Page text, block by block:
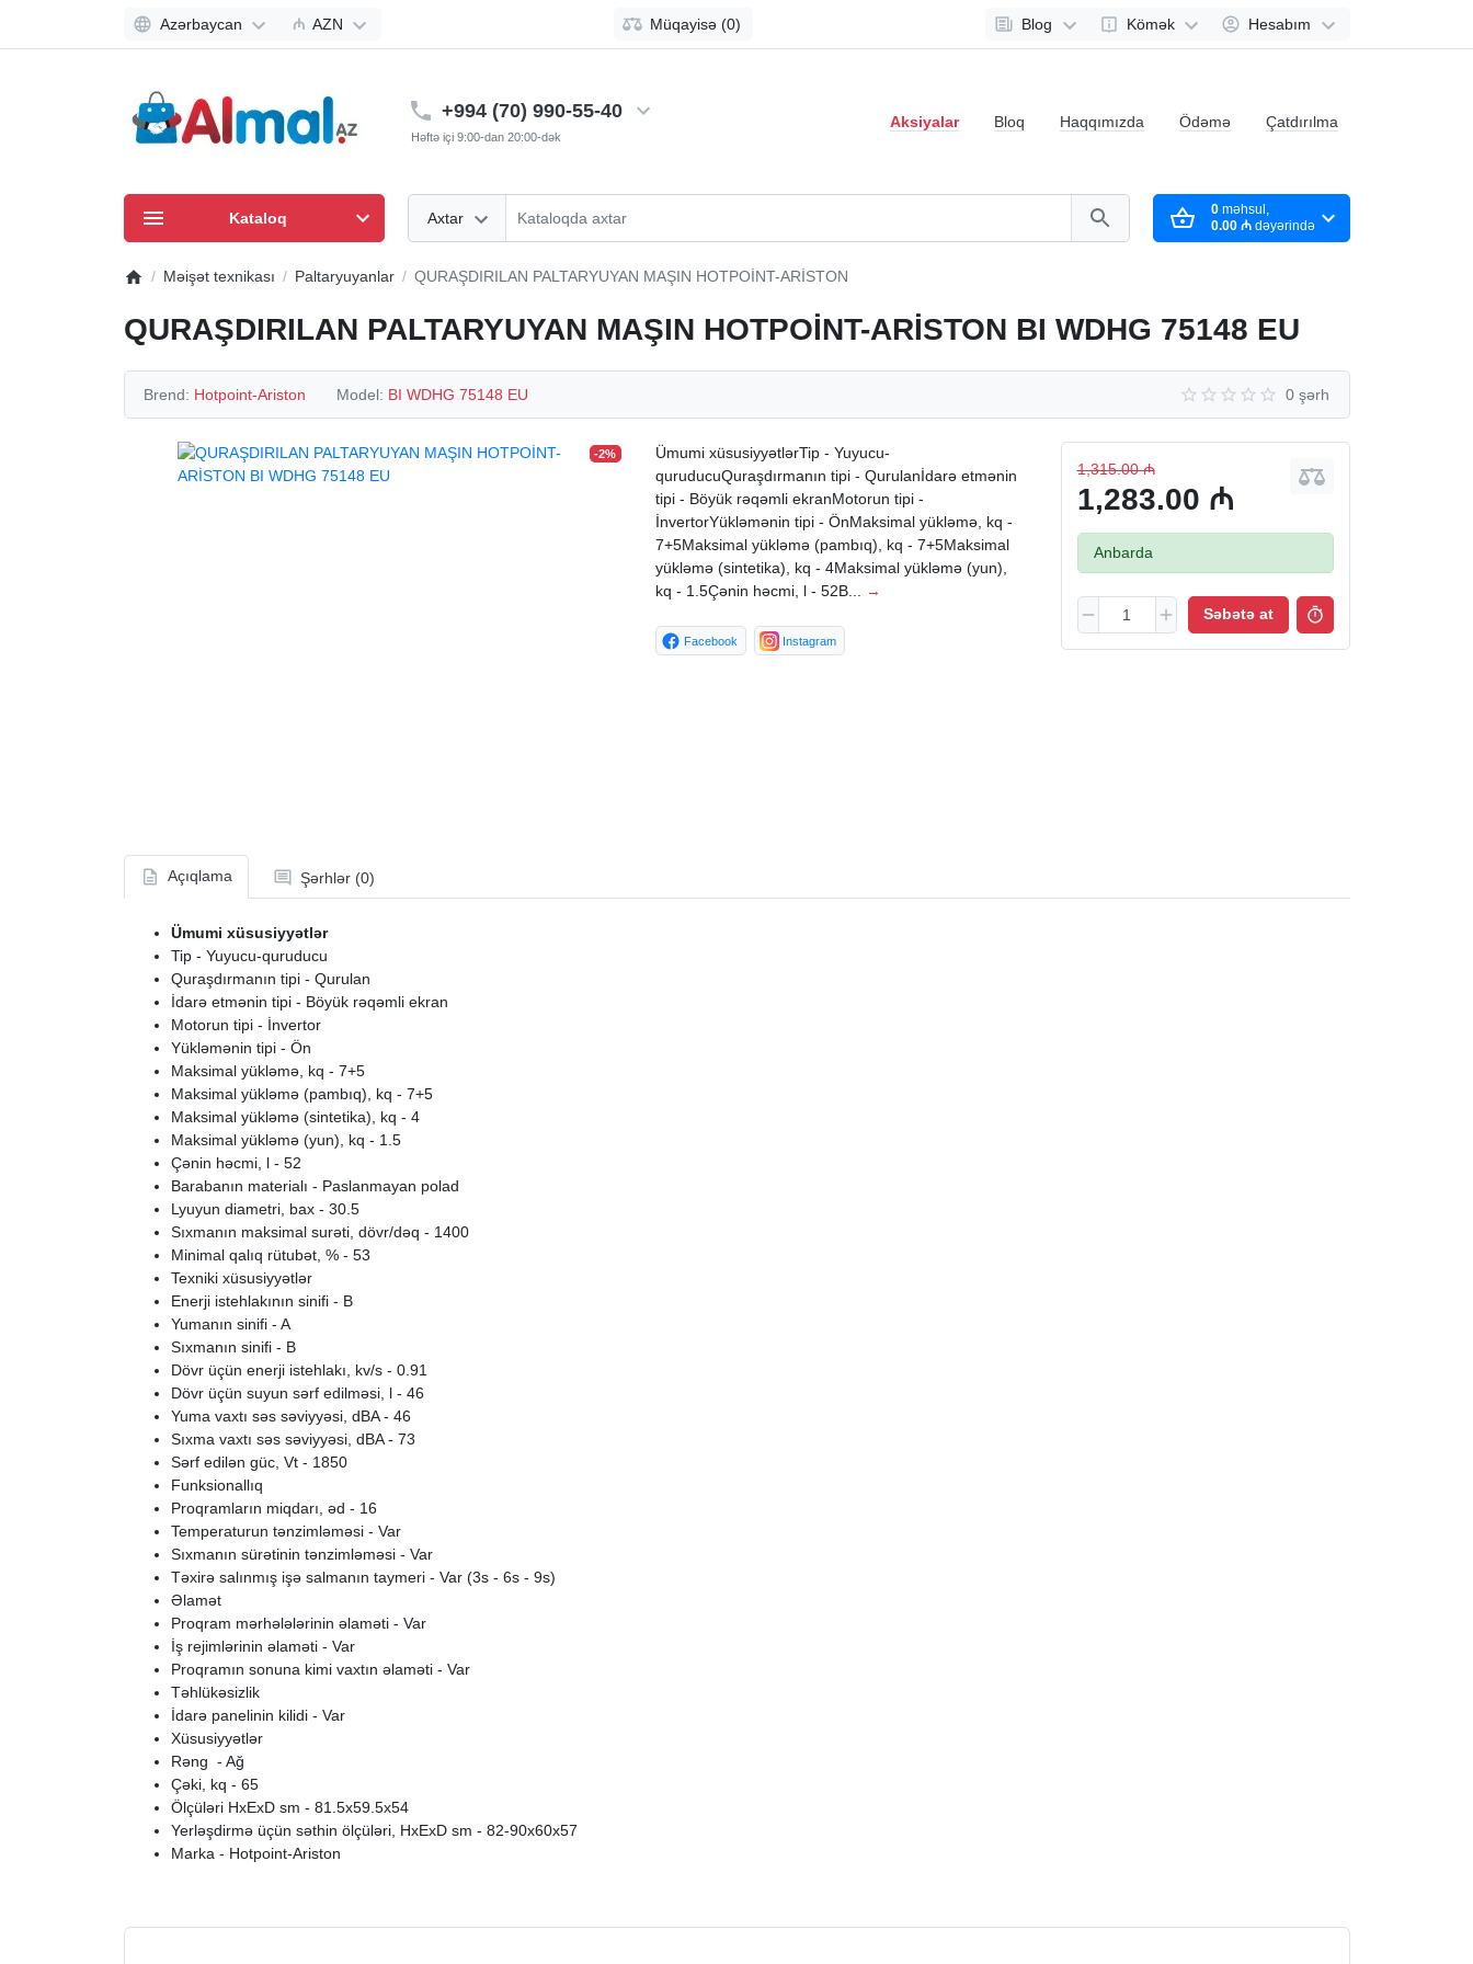
Azərbaycan ₼ AZN Müqayisə (0) Blog Kömək Hesabım
+994 (70) 990-55-40
Həftə içi 9:00-dan 20:00-dək
Axtar
Aksiyalar Bloq Haqqımızda Ödəmə Çatdırılma
0məhsul,
0.00 ₼dəyərində
Kataloq
Məişət texnikası Paltaryuyanlar QURAŞDIRILAN PALTARYUYAN MAŞIN HOTPOİNT-ARİSTON
QURAŞDIRILAN PALTARYUYAN MAŞIN HOTPOİNT-ARİSTON BI WDHG 75148 EU
Brend: Hotpoint-Ariston Model: BI WDHG 75148 EU 0 şərh
-2%
1,315.00 ₼
1,283.00 ₼
Anbarda
Səbətə at
Ümumi xüsusiyyətlərTip - Yuyucu-
quruducuQuraşdırmanın tipi - Qurulanİdarə etmənin
tipi - Böyük rəqəmli ekranMotorun tipi -
İnvertorYükləmənin tipi - ÖnMaksimal yükləmə, kq -
7+5Maksimal yükləmə (pambıq), kq - 7+5Maksimal
yükləmə (sintetika), kq - 4Maksimal yükləmə (yun),
kq - 1.5Çənin həcmi, l - 52B...
→
Facebook Instagram
Açıqlama Şərhlər (0)
Ümumi xüsusiyyətlər
Tip - Yuyucu-quruducu
Quraşdırmanın tipi - Qurulan
İdarə etmənin tipi - Böyük rəqəmli ekran
Motorun tipi - İnvertor
Yükləmənin tipi - Ön
Maksimal yükləmə, kq - 7+5
Maksimal yükləmə (pambıq), kq - 7+5
Maksimal yükləmə (sintetika), kq - 4
Maksimal yükləmə (yun), kq - 1.5
Çənin həcmi, l - 52
Barabanın materialı - Paslanmayan polad
Lyuyun diametri, bax - 30.5
Sıxmanın maksimal surəti, dövr/dəq - 1400
Minimal qalıq rütubət, % - 53
Texniki xüsusiyyətlər
Enerji istehlakının sinifi - B
Yumanın sinifi - A
Sıxmanın sinifi - B
Dövr üçün enerji istehlakı, kv/s - 0.91
Dövr üçün suyun sərf edilməsi, l - 46
Yuma vaxtı səs səviyyəsi, dBA - 46
Sıxma vaxtı səs səviyyəsi, dBA - 73
Sərf edilən güc, Vt - 1850
Funksionallıq
Proqramların miqdarı, əd - 16
Temperaturun tənzimləməsi - Var
Sıxmanın sürətinin tənzimləməsi - Var
Təxirə salınmış işə salmanın taymeri - Var (3s - 6s - 9s)
Əlamət
Proqram mərhələlərinin əlaməti - Var
İş rejimlərinin əlaməti - Var
Proqramın sonuna kimi vaxtın əlaməti - Var
Təhlükəsizlik
İdarə panelinin kilidi - Var
Xüsusiyyətlər
Rəng - Ağ
Çəki, kq - 65
Ölçüləri HxExD sm - 81.5x59.5x54
Yerləşdirmə üçün səthin ölçüləri, HxExD sm - 82-90x60x57
Marka - Hotpoint-Ariston